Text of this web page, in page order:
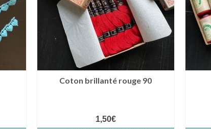
Coton brillanté rouge 90
1,50€